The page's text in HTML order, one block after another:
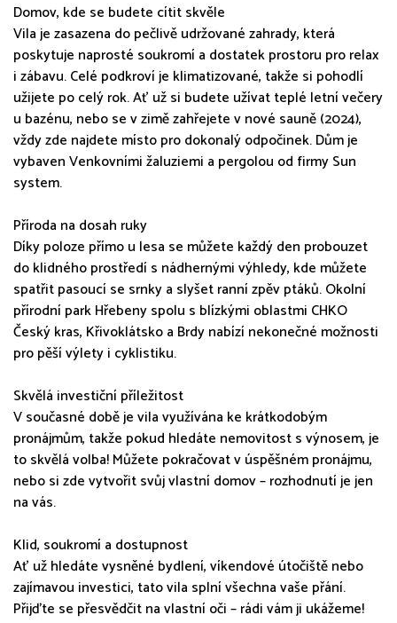
Domov, kde se budete cítit skvěle
Vila je zasazena do pečlivě udržované zahrady, která
poskytuje naprosté soukromí a dostatek prostoru pro relax
i zábavu. Celé podkroví je klimatizované, takže si pohodlí
užijete po celý rok. Ať už si budete užívat teplé letní večery
u bazénu, nebo se v zimě zahřejete v nové sauně (2024),
vždy zde najdete místo pro dokonalý odpočinek. Dům je
vybaven Venkovními žaluziemi a pergolou od firmy Sun
system.
Příroda na dosah ruky
Díky poloze přímo u lesa se můžete každý den probouzet
do klidného prostředí s nádhernými výhledy, kde můžete
spatřit pasoucí se srnky a slyšet ranní zpěv ptáků. Okolní
přírodní park Hřebeny spolu s blízkými oblastmi CHKO
Český kras, Křivoklátsko a Brdy nabízí nekonečné možnosti
pro pěší výlety i cyklistiku.
Skvělá investiční příležitost
V současné době je vila využívána ke krátkodobým
pronájmům, takže pokud hledáte nemovitost s výnosem, je
to skvělá volba! Můžete pokračovat v úspěšném pronájmu,
nebo si zde vytvořit svůj vlastní domov – rozhodnutí je jen
na vás.
Klid, soukromí a dostupnost
Ať už hledáte vysněné bydlení, víkendové útočiště nebo
zajímavou investici, tato vila splní všechna vaše přání.
Přijďte se přesvědčit na vlastní oči – rádi vám ji ukážeme!